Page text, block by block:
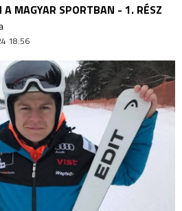
MAGYAR SPORTBAN - 1. RÉSZ
18:56